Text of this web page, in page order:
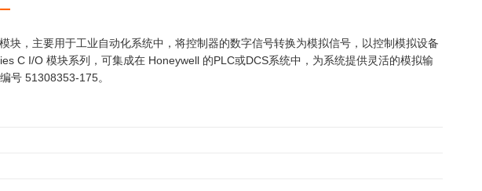
块，主要用于工业自动化系统中，将控制器的数字信号转换为模拟信号，以控制模拟设备
C I/O 模块系列，可集成在 Honeywell 的PLC或DCS系统中，为系统提供灵活的模拟输
号 51308353-175。